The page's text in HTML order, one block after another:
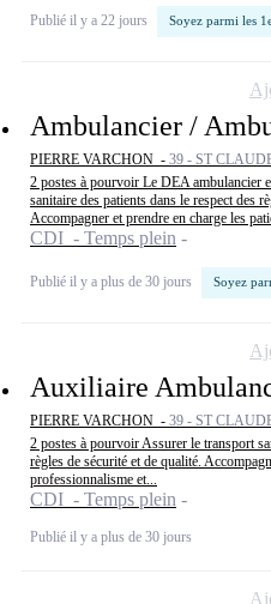
Publié il y a 22 jours Soyez parmi les
Ambulancier /
PIERRE VARCHON - 39 - ST
2 postes à pourvoir Le DEA ambulancier
sanitaire des patients dans le respect des
Accompagner et prendre en charge les
CDI - Temps plein
Publié il y a plus de 30 jours Soyez
Auxiliaire
PIERRE VARCHON - 39 - ST
2 postes à pourvoir Assurer le transport
règles de sécurité et de qualité.
professionnalisme et...
CDI - Temps plein
Publié il y a plus de 30 jours